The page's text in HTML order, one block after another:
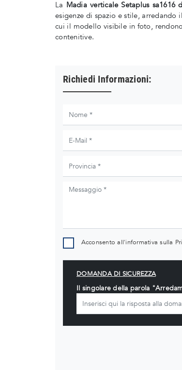
La Madia verticale Setaplus sa1616
esigenze di spazio e stile,
cui il modello visibile in foto,
contenitive.
Richiedi Informazioni:
Acconsento all'informativa sulla
DOMANDA DI SICUREZZA
Il singolare della parola